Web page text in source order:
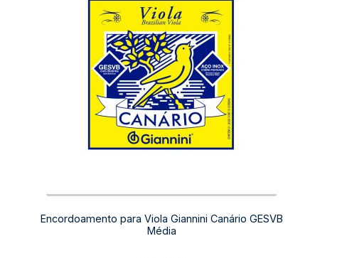
Encordoamento para Viola Giannini Canário GESVB
Média